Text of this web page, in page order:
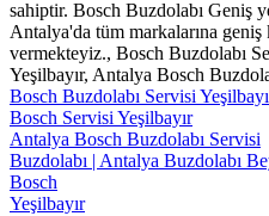
sahiptir. Bosch Buzdolabı Geniş
Antalya'da tüm markalarına geniş
vermekteyiz., Bosch Buzdolabı
Yeşilbayır, Antalya Bosch
Bosch Buzdolabı Servisi
Bosch Servisi Yeşilbayır
Antalya Bosch Buzdolabı Servisi
Buzdolabı | Antalya Buzdolabı
Bosch
Yeşilbayır